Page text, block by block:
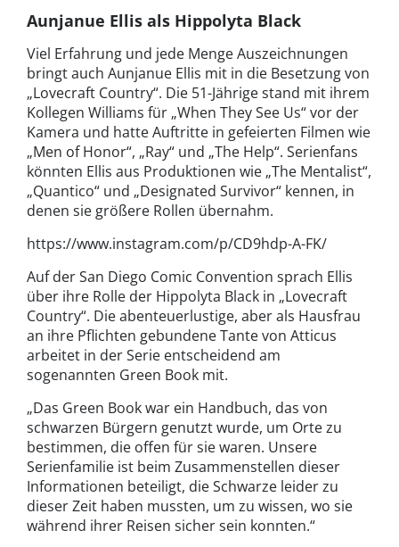
Aunjanue Ellis als Hippolyta Black
Viel Erfahrung und jede Menge Auszeichnungen
bringt auch Aunjanue Ellis mit in die Besetzung von
„Lovecraft Country“. Die 51-Jährige stand mit ihrem
Kollegen Williams für „When They See Us“ vor der
Kamera und hatte Auftritte in gefeierten Filmen wie
„Men of Honor“, „Ray“ und „The Help“. Serienfans
könnten Ellis aus Produktionen wie „The Mentalist“,
„Quantico“ und „Designated Survivor“ kennen, in
denen sie größere Rollen übernahm.
https://www.instagram.com/p/CD9hdp-A-FK/
Auf der San Diego Comic Convention sprach Ellis
über ihre Rolle der Hippolyta Black in „Lovecraft
Country“. Die abenteuerlustige, aber als Hausfrau
an ihre Pflichten gebundene Tante von Atticus
arbeitet in der Serie entscheidend am
sogenannten Green Book mit.
„Das Green Book war ein Handbuch, das von
schwarzen Bürgern genutzt wurde, um Orte zu
bestimmen, die offen für sie waren. Unsere
Serienfamilie ist beim Zusammenstellen dieser
Informationen beteiligt, die Schwarze leider zu
dieser Zeit haben mussten, um zu wissen, wo sie
während ihrer Reisen sicher sein konnten.“